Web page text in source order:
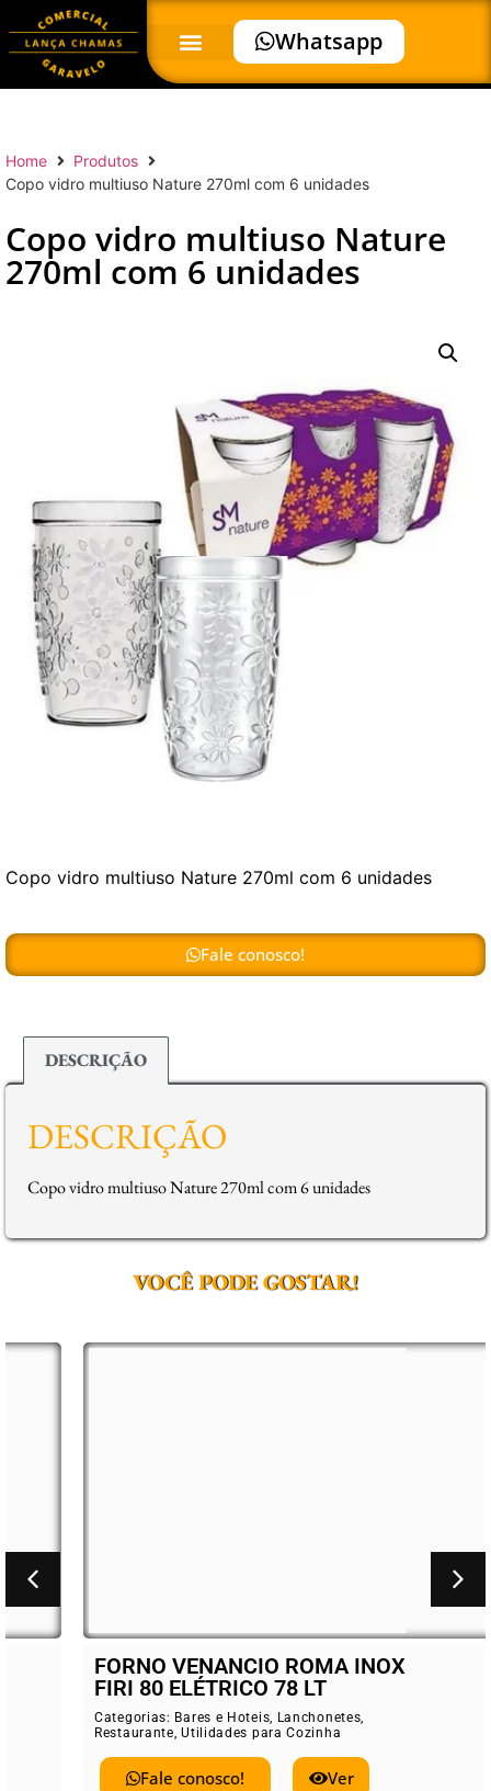
Whatsapp
Home
Produtos
Copo vidro multiuso Nature 270ml com 6 unidades
Copo vidro multiuso Nature
270ml com 6 unidades
Copo vidro multiuso Nature 270ml com 6 unidades
Fale conosco!
DESCRIÇÃO
DESCRIÇÃO
Copo vidro multiuso Nature 270ml com 6 unidades
VOCÊ PODE GOSTAR!
FORNO VENANCIO ROMA INOX
FIRI 80 ELÉTRICO 78 LT
Categorias:Bares e Hoteis,Lanchonetes,
Restaurante,Utilidades para Cozinha
Fale conosco!